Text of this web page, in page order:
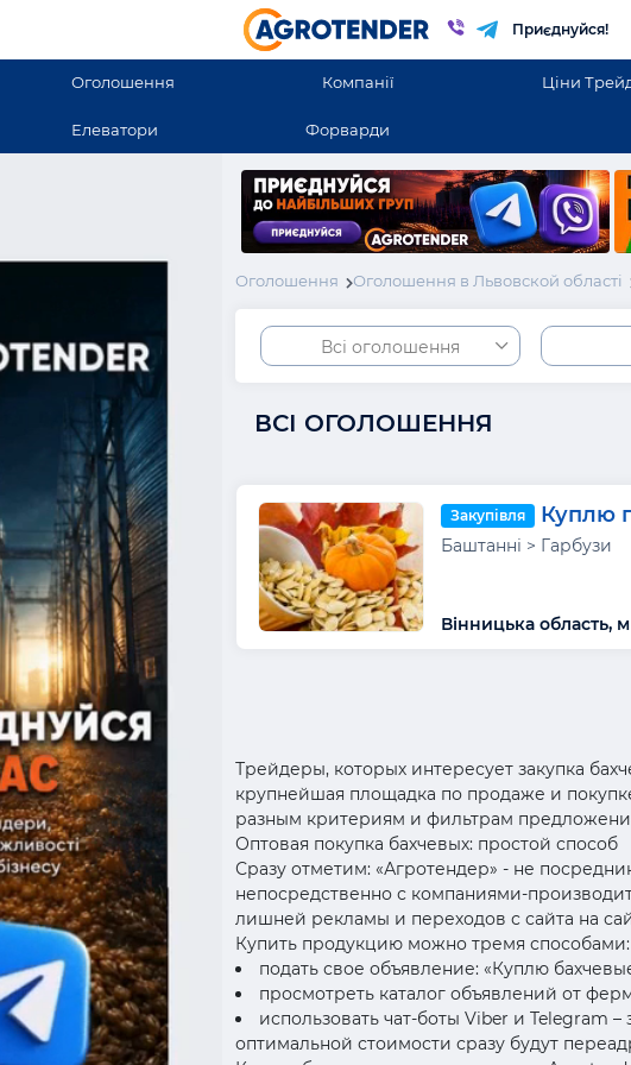
Приєднуйся!
Оголошення Компанії Ціни
Елеватори Форварди
Оголошення Оголошення в Львовской області
Всі оголошення
ВСІ ОГОЛОШЕННЯ
Закупівля Куплю
Баштанні > Гарбузи
Вінницька область,
Трейдеры, которых интересует закупка
крупнейшая площадка по продаже и
разным критериям и фильтрам
Оптовая покупка бахчевых: простой способ
Сразу отметим: «Агротендер» - не
непосредственно с компаниями-
лишней рекламы и переходов с сайта на
Купить продукцию можно тремя способами:
подать свое объявление: «Куплю
просмотреть каталог объявлений от
использовать чат-боты Viber и
оптимальной стоимости сразу будут